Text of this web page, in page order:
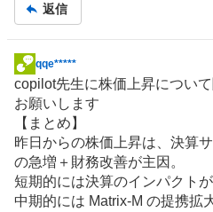
事
返信
掲
示
板
記
事
qqe*****
copilot先生に株価上昇につい
お願いします
【まとめ】
昨日からの株価上昇は、決算
の急増＋財務改善が主因。
短期的には決算のインパクトが
中期的には Matrix‑M の提携拡